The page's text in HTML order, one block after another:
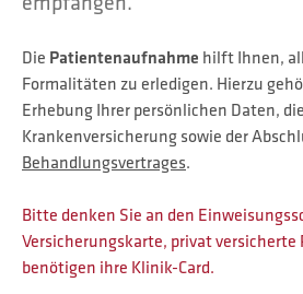
Die Patientenaufnahme hilft Ihnen,
Formalitäten zu erledigen. Hierzu
Erhebung Ihrer persönlichen Daten,
Krankenversicherung sowie der
Behandlungsvertrages.
Bitte denken Sie an den
Versicherungskarte, privat
benötigen ihre Klinik-Card.